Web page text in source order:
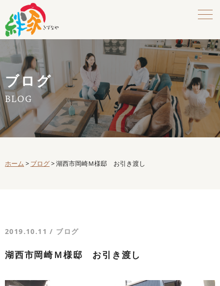
ブログ
BLOG
ホーム > ブログ>湖西市岡崎Ｍ様邸 お引き渡し
2019.10.11 / ブログ
湖西市岡崎Ｍ様邸 お引き渡し